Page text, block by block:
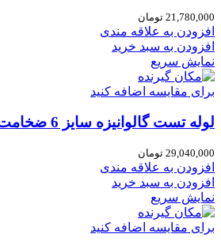
21,780,000 تومان
افزودن به علاقه مندی
افزودن به سبد خرید
نمایش سریع
برای مقایسه اضافه کنید
لوله تست گالوانیزه سایز 6 ضخامت 5 وزن 44
29,040,000 تومان
افزودن به علاقه مندی
افزودن به سبد خرید
نمایش سریع
برای مقایسه اضافه کنید